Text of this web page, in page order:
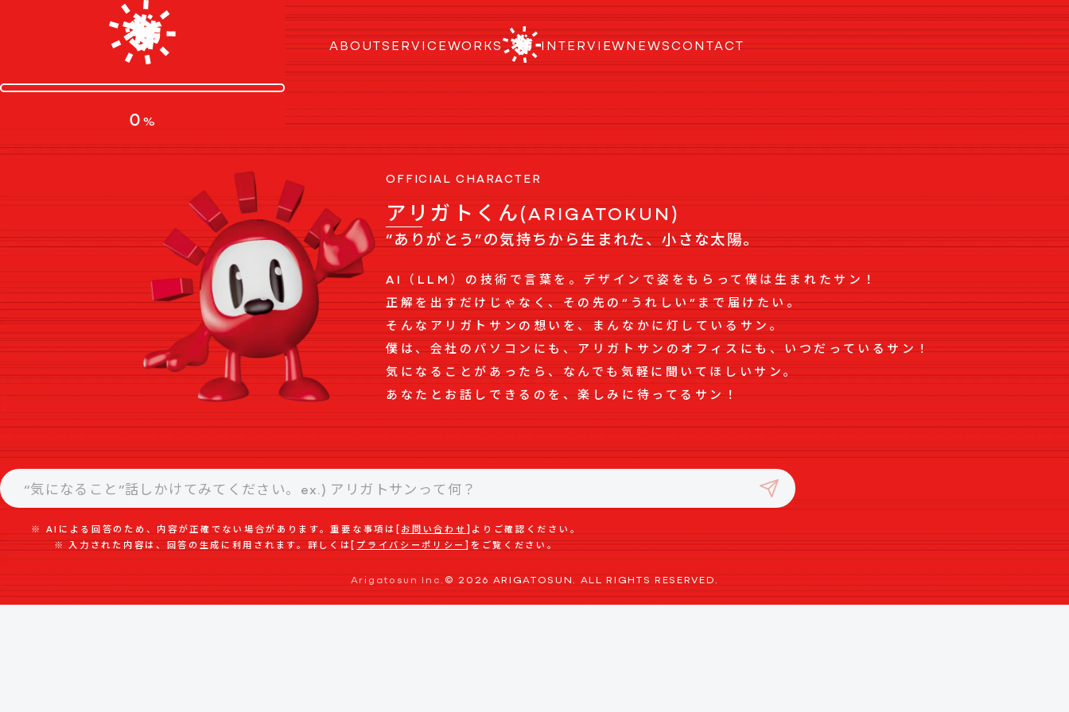
0%
ABOUTSERVICEWORKS INTERVIEWNEWSCONTACT
OFFICIAL CHARACTER
アリガトくん(ARIGATOKUN)
“ありがとう”の気持ちから生まれた、小さな太陽。
AI（LLM）の技術で言葉を。デザインで姿をもらって僕は生まれたサン！
正解を出すだけじゃなく、その先の“うれしい”まで届けたい。
そんなアリガトサンの想いを、まんなかに灯しているサン。
僕は、会社のパソコンにも、アリガトサンのオフィスにも、いつだっているサン！
気になることがあったら、なんでも気軽に聞いてほしいサン。
あなたとお話しできるのを、楽しみに待ってるサン！
※ AIによる回答のため、内容が正確でない場合があります。重要な事項は[お問い合わせ]よりご確認ください。
※ 入力された内容は、回答の生成に利用されます。詳しくは[プライバシーポリシー]をご覧ください。
Arigatosun Inc. © 2026 ARIGATOSUN. ALL RIGHTS RESERVED.